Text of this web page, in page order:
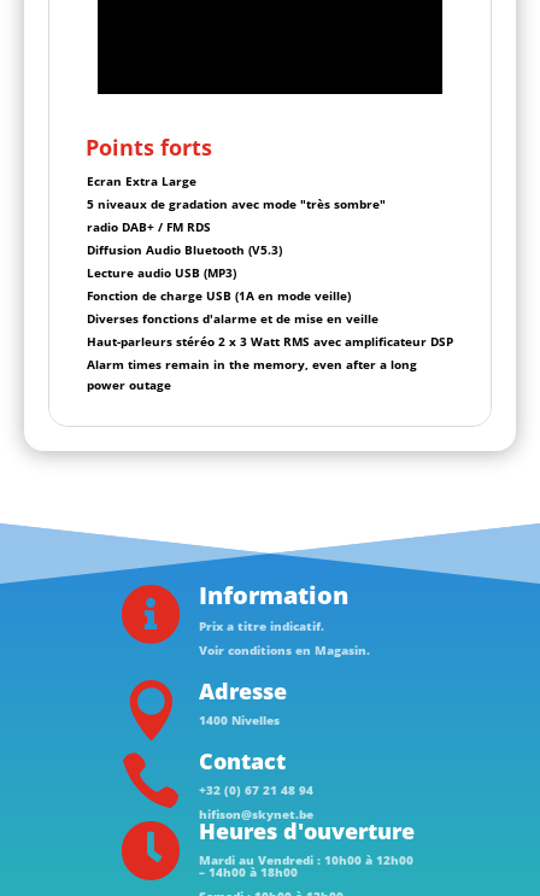
Points forts
Ecran Extra Large
5 niveaux de gradation avec mode "très sombre"
radio DAB+ / FM RDS
Diffusion Audio Bluetooth (V5.3)
Lecture audio USB (MP3)
Fonction de charge USB (1A en mode veille)
Diverses fonctions d'alarme et de mise en veille
Haut-parleurs stéréo 2 x 3 Watt RMS avec amplificateur DSP
Alarm times remain in the memory, even after a long
power outage
 Information
Prix a titre indicatif.
Voir conditions en Magasin.
 Adresse
1400 Nivelles
 Contact
+32 (0) 67 21 48 94
hifison@skynet.be
 Heures d'ouverture
Mardi au Vendredi : 10h00 à 12h00
– 14h00 à 18h00